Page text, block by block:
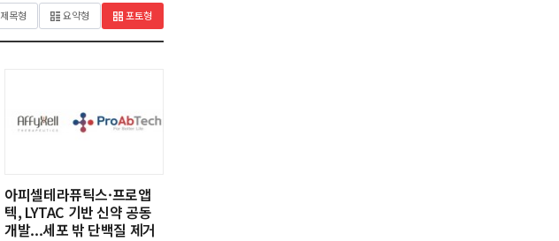
제목형 요약형 포토형
아피셀테라퓨틱스·프로앱
텍, LYTAC 기반 신약 공동
개발...세포 밖 단백질 제거